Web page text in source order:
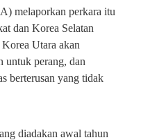
melaporkan perkara itu
dan Korea Selatan
Utara akan
untuk perang, dan
berterusan yang tidak
diadakan awal tahun